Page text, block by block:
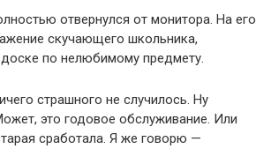
отвернулся от монитора. На его
скучающего школьника,
по нелюбимому предмету.
страшного не случилось. Ну
это годовое обслуживание. Или
сработала. Я же говорю —